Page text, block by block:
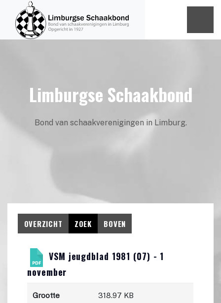
Limburgse Schaakbond
Bond van schaakverenigingen in Limburg.
OVERZICHT ZOEK BOVEN
VSM jeugdblad 1981 (07) - 1
november
Grootte 318.97 KB